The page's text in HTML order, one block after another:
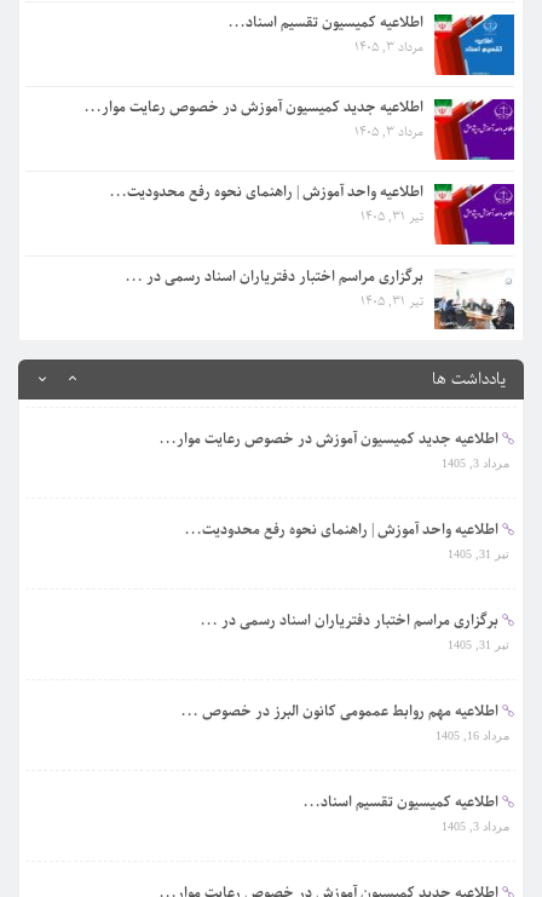
اطلاعیه کمیسیون تقسیم اسناد...
مرداد 3, 1405
اطلاعیه جدید کمیسیون آموزش در خصوص رعایت موار...
مرداد 3, 1405
اطلاعیه واحد آموزش | راهنمای نحوه رفع محدودیت...
تیر 31, 1405
برگزاری مراسم اختبار دفتریاران اسناد رسمی در ...
تیر 31, 1405
یادداشت ها
اطلاعیه واحد آموزش | راهنمای نحوه رفع محدودیت...
برگزاری مراسم اختبار دفتریاران اسناد رسمی در ...
تیر 31, 1405
اطلاعیه مهم روابط عممومی کانون البرز در خصوص ...
مرداد 3, 1405
اطلاعیه جدید کمیسیون آموزش در خصوص رعایت موار...
اطلاعیه واحد آموزش | راهنمای نحوه رفع محدودیت...
برگزاری مراسم اختبار دفتریاران اسناد رسمی در ...
اطلاعیه مهم روابط عممومی کانون البرز در خصوص ...
اطلاعیه کمیسیون تقسیم اسناد...
اطلاعیه جدید کمیسیون آموزش در خصوص رعایت موار...